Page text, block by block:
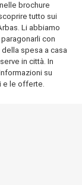
brochure
tutto sui
Li abbiamo
con
spesa a casa
in città. In
su
e le offerte.